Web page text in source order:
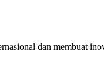
dan membuat